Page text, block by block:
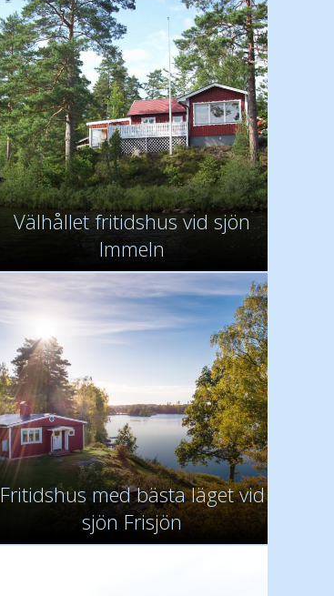
Välhållet fritidshus vid sjön
Immeln
Fritidshus med bästa läget vid
sjön Frisjön